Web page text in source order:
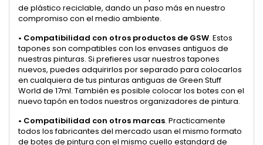
de plástico reciclable, dando un paso más en nuestro
compromiso con el medio ambiente.
• Compatibilidad con otros productos de GSW. Estos
tapones son compatibles con los envases antiguos de
nuestras pinturas. Si prefieres usar nuestros tapones
nuevos, puedes adquirirlos por separado para colocarlos
en cualquiera de tus pinturas antiguas de Green Stuff
World de 17ml. También es posible colocar los botes con el
nuevo tapón en todos nuestros organizadores de pintura.
• Compatibilidad con otros marcas. Practicamente
todos los fabricantes del mercado usan el mismo formato
de botes de pintura con el mismo cuello estandard de